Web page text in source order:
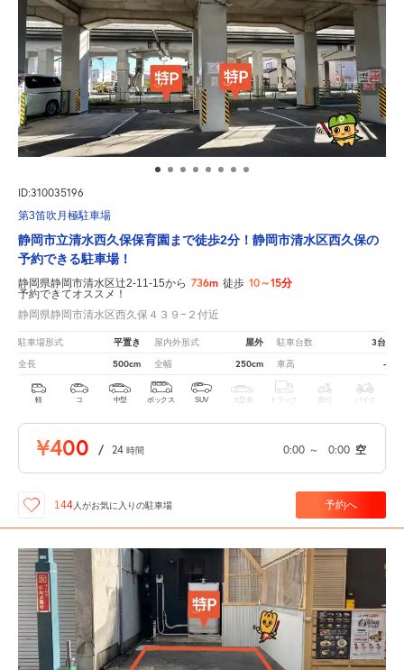
ID:310035196
第3笛吹月極駐車場
静岡市立清水西久保保育園まで徒歩2分！静岡市清水区西久保の
予約できる駐車場！
静岡県静岡市清水区辻2-11-15から 736m 徒歩 10～15分
予約できてオススメ！
静岡県静岡市清水区西久保４３９−２付近
駐車場形式 平置き 屋内外形式 屋外 駐車台数 3台
全長 500cm 全幅 250cm 車高 -
軽 コ 中型 ボックス SUV 大型車 トラック 原付 バイク
¥400 / 24 時間 0:00 ～ 0:00 空
144人がお気に入りの駐車場 予約へ